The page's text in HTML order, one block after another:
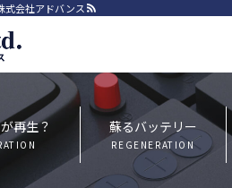
式会社アドバンス
再生？ 蘇るバッテリー
REGENERATION